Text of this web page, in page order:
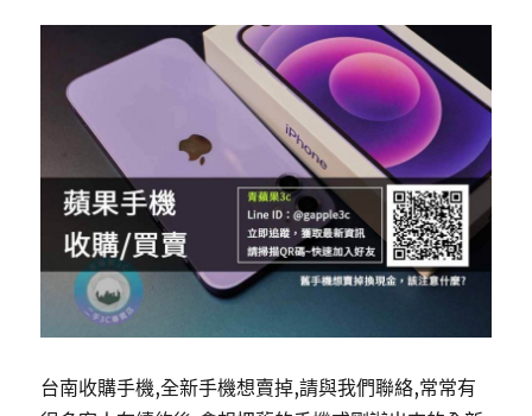
台南收購手機,全新手機想賣掉,請與我們聯絡,常常有